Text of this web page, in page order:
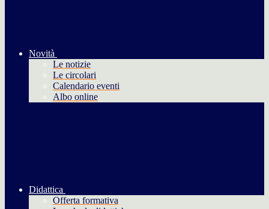
Novità
Le notizie
Le circolari
Calendario eventi
Albo online
Didattica
Offerta formativa